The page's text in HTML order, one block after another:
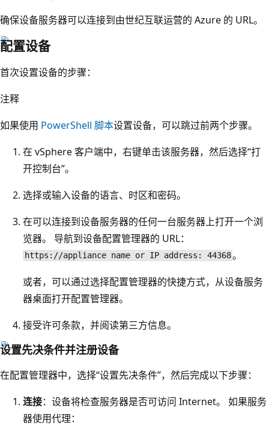
确保设备服务器可以连接到由世纪互联运营的 Azure 的 URL。
配置设备
首次设置设备的步骤：
注释
如果使用 PowerShell 脚本设置设备，可以跳过前两个步骤。
在 vSphere 客户端中，右键单击该服务器，然后选择“打
开控制台”。
选择或输入设备的语言、时区和密码。
在可以连接到设备服务器的任何一台服务器上打开一个浏
览器。 导航到设备配置管理器的 URL：
https://appliance name or IP address: 44368。
或者，可以通过选择配置管理器的快捷方式，从设备服务
器桌面打开配置管理器。
接受许可条款，并阅读第三方信息。
设置先决条件并注册设备
在配置管理器中，选择“设置先决条件”，然后完成以下步骤：
连接：设备将检查服务器是否可访问 Internet。 如果服务
器使用代理：